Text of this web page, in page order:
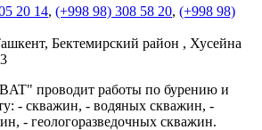
20 14, (+998 98) 308 58 20, (+998 98)
Бектемирский район , Хусейна
проводит работы по бурению и
- скважин, - водяных скважин, -
- геологоразведочных скважин.